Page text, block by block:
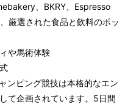
、BKRY、Espresso
厳選された食品と飲料のポッ
や馬術体験
ンピング競技は本格的なエン
て企画されています。5日間